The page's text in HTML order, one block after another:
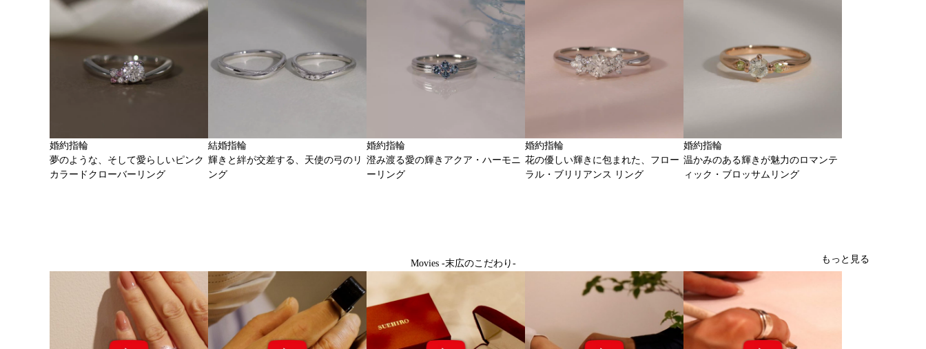
婚約指輪
夢のような、そして愛らしいピンク
カラードクローバーリング
結婚指輪
輝きと絆が交差する、天使の弓のリ
ング
婚約指輪
澄み渡る愛の輝きアクア・ハーモニ
ーリング
婚約指輪
花の優しい輝きに包まれた、フロー
ラル・ブリリアンス リング
婚約指輪
温かみのある輝きが魅力のロマンテ
ィック・ブロッサムリング
Movies -末広のこだわり- もっと見る